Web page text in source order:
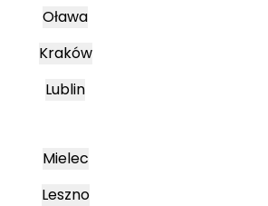
Oława
Kraków
Lublin
Mielec
Leszno